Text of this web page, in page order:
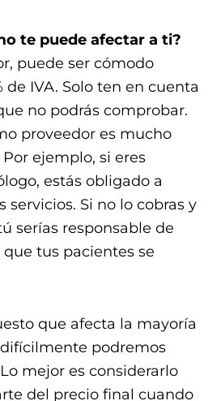
te puede afectar a ti?
puede ser cómodo
de IVA. Solo ten en cuenta
no podrás comprobar.
proveedor es mucho
ejemplo, si eres
estás obligado a
servicios. Si no lo cobras y
serías responsable de
tus pacientes se
que afecta la mayoría
podremos
mejor es considerarlo
del precio final cuando